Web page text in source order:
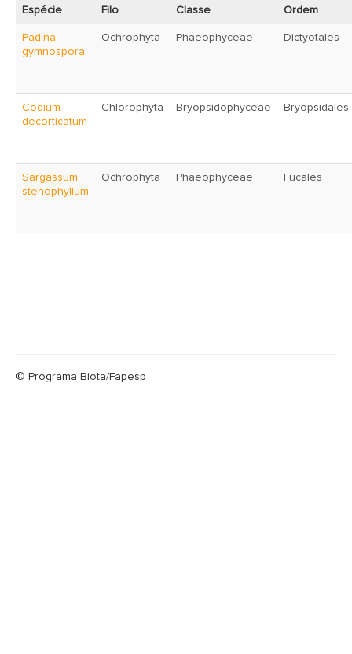
Espécie Filo Classe Ordem
Padina
gymnospora
Ochrophyta Phaeophyceae Dictyotales
Codium
decorticatum
Chlorophyta Bryopsidophyceae Bryopsidales
Sargassum
stenophyllum
Ochrophyta Phaeophyceae Fucales
© Programa Biota/Fapesp